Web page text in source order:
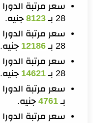
28 بـ
8123 جنيه.
28 بـ
12186 جنيه.
28 بـ
14621 جنيه.
بـ4761 جنيه.